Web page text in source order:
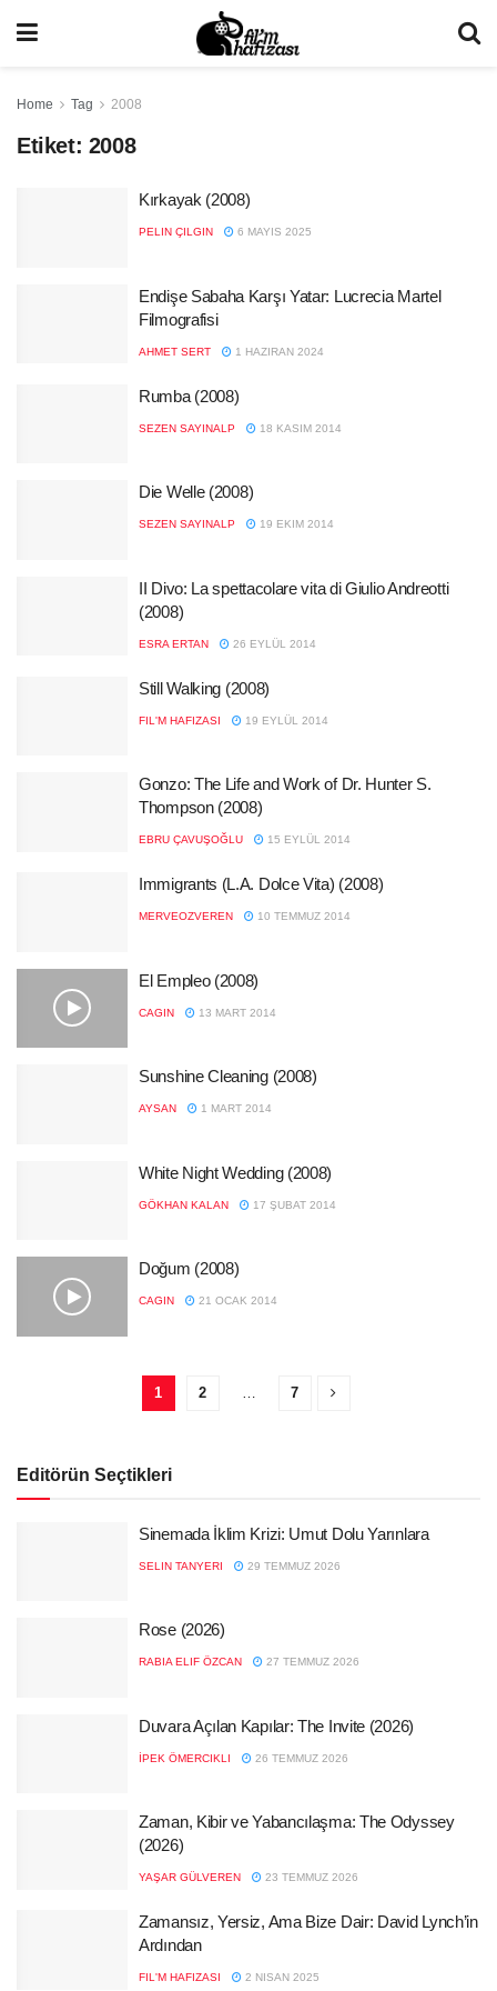
Home Tag 2008
Etiket: 2008
Kırkayak (2008)
PELIN ÇILGIN 6 MAYIS 2025
Endişe Sabaha Karşı Yatar: Lucrecia Martel
Filmografisi
AHMET SERT 1 HAZIRAN 2024
Rumba (2008)
SEZEN SAYINALP 18 KASIM 2014
Die Welle (2008)
SEZEN SAYINALP 19 EKIM 2014
II Divo: La spettacolare vita di Giulio Andreotti
(2008)
ESRA ERTAN 26 EYLÜL 2014
Still Walking (2008)
FIL'M HAFIZASI 19 EYLÜL 2014
Gonzo: The Life and Work of Dr. Hunter S.
Thompson (2008)
EBRU ÇAVUŞOĞLU 15 EYLÜL 2014
Immigrants (L.A. Dolce Vita) (2008)
MERVEOZVEREN 10 TEMMUZ 2014
El Empleo (2008)
CAGIN 13 MART 2014
Sunshine Cleaning (2008)
AYSAN 1 MART 2014
White Night Wedding (2008)
GÖKHAN KALAN 17 ŞUBAT 2014
Doğum (2008)
CAGIN 21 OCAK 2014
1 2 7
Editörün Seçtikleri
Sinemada İklim Krizi: Umut Dolu Yarınlara
SELIN TANYERI 29 TEMMUZ 2026
Rose (2026)
RABIA ELIF ÖZCAN 27 TEMMUZ 2026
Duvara Açılan Kapılar: The Invite (2026)
İPEK ÖMERCIKLI 26 TEMMUZ 2026
Zaman, Kibir ve Yabancılaşma: The Odyssey
(2026)
YAŞAR GÜLVEREN 23 TEMMUZ 2026
Zamansız, Yersiz, Ama Bize Dair: David Lynch’in
Ardından
FIL'M HAFIZASI 2 NISAN 2025